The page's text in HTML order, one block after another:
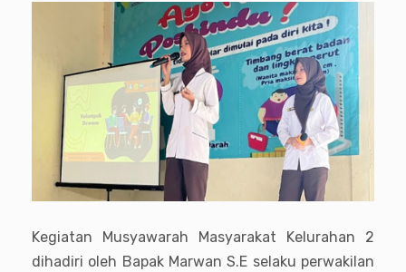
Kegiatan Musyawarah Masyarakat Kelurahan 2
dihadiri oleh Bapak Marwan S.E selaku perwakilan